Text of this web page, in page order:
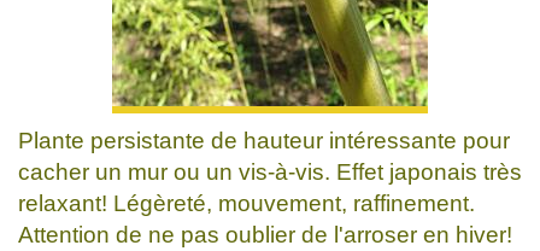
Plante persistante de hauteur intéressante pour
cacher un mur ou un vis-à-vis. Effet japonais très
relaxant! Légèreté, mouvement, raffinement.
Attention de ne pas oublier de l'arroser en hiver!